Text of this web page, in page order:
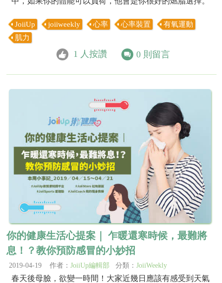
JoiiUp joiiweekly 心率 心率裝置
有氧運動
肌力
1 人按讚 0 則留言
你的健康生活心提案｜ 乍暖還寒時候，最難將
息！？教你預防感冒的小妙招
2019-04-19 作者： JoiiUp編輯部 分類： JoiiWeekly
春天後母臉，欲變一時間！大家近幾日應該有感受到天氣